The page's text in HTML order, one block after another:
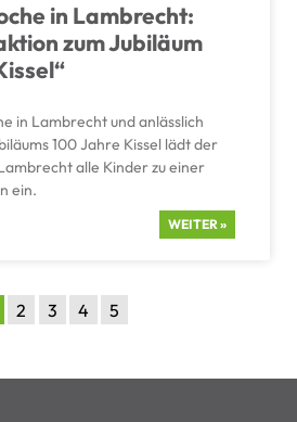
in Lambrecht:
zum Jubiläum
in Lambrecht und anläss­lich
100 Jahre Kissel lädt der
alle Kinder zu einer
ein.
WEITER »
2 3 4 5